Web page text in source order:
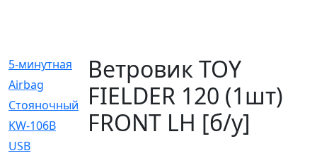
5-минутная
[1]
Airbag
[18]
Cтояночный
[1]
KW-106B
[0]
USB
Ветровик TOY
FIELDER 120 (1шт)
FRONT LH [б/у]